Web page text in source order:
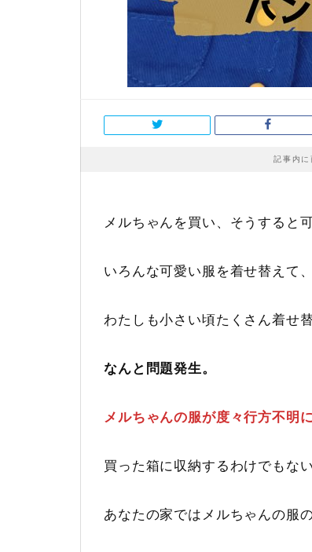
記事内
メルちゃんを買い、そうすると
いろんな可愛い服を着せ替えて
わたしも小さい頃たくさん着せ
なんと問題発生。
メルちゃんの服が度々行方不明
買った箱に収納するわけでもな
あなたの家ではメルちゃんの服